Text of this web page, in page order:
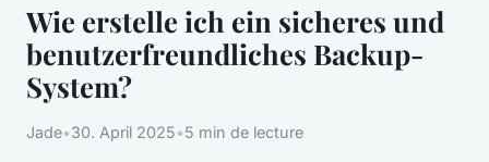
Wie erstelle ich ein sicheres und
benutzerfreundliches Backup-
System?
Jade•30. April 2025•5 min de lecture